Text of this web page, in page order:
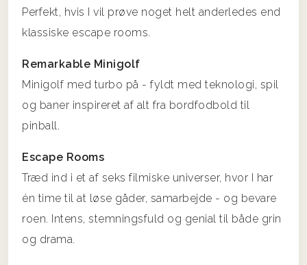
Perfekt, hvis I vil prøve noget helt anderledes end
klassiske escape rooms.
Remarkable Minigolf
Minigolf med turbo på - fyldt med teknologi, spil
og baner inspireret af alt fra bordfodbold til
pinball.
Escape Rooms
Træd ind i et af seks filmiske universer, hvor I har
én time til at løse gåder, samarbejde - og bevare
roen. Intens, stemningsfuld og genial til både grin
og drama.